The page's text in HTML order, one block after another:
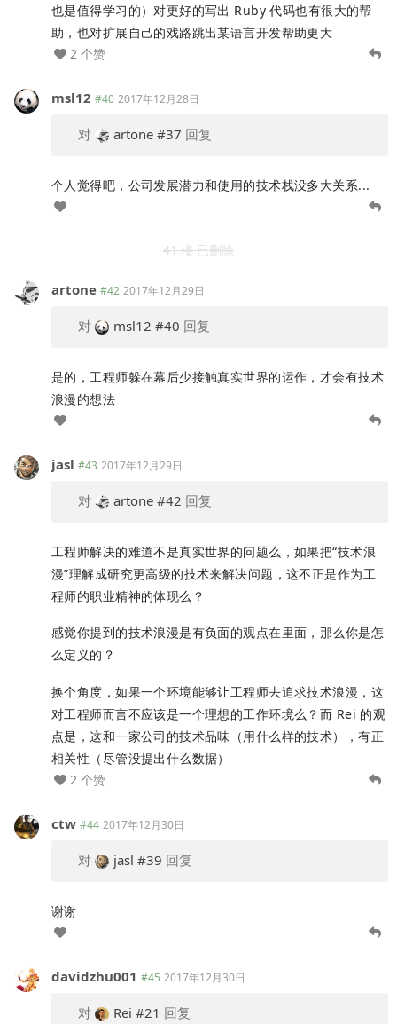
也是值得学习的）对更好的写出 Ruby 代码也有很大的帮
助，也对扩展自己的戏路跳出某语言开发帮助更大
2 个赞
msl12 #40 2017年12月28日
对 artone #37 回复
个人觉得吧，公司发展潜力和使用的技术栈没多大关系...
41 楼 已删除
artone #42 2017年12月29日
对 msl12 #40 回复
是的，工程师躲在幕后少接触真实世界的运作，才会有技术
浪漫的想法
jasl #43 2017年12月29日
对 artone #42 回复
工程师解决的难道不是真实世界的问题么，如果把“技术浪
漫”理解成研究更高级的技术来解决问题，这不正是作为工
程师的职业精神的体现么？
感觉你提到的技术浪漫是有负面的观点在里面，那么你是怎
么定义的？
换个角度，如果一个环境能够让工程师去追求技术浪漫，这
对工程师而言不应该是一个理想的工作环境么？而 Rei 的观
点是，这和一家公司的技术品味（用什么样的技术），有正
相关性（尽管没提出什么数据）
2 个赞
ctw #44 2017年12月30日
对 jasl #39 回复
谢谢
davidzhu001 #45 2017年12月30日
对 Rei #21 回复